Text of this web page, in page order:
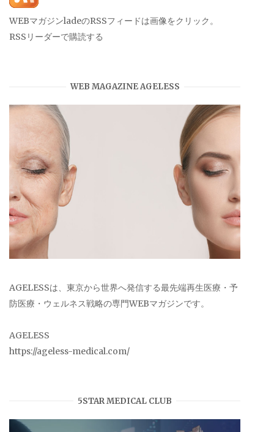
WEBマガジンladeのRSSフィードは画像をクリック。
RSSリーダーで購読する
WEB MAGAZINE AGELESS
AGELESSは、東京から世界へ発信する最先端再生医療・予
防医療・ウェルネス戦略の専門WEBマガジンです。
AGELESS
https://ageless-medical.com/
5STAR MEDICAL CLUB